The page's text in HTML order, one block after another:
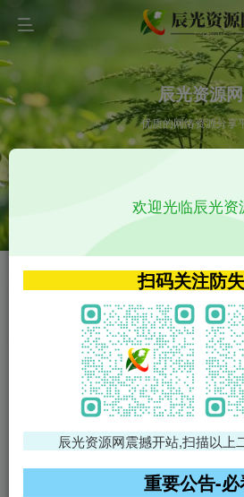
辰光资源网
优质的网络资源分享
VIP特权介绍
VIP特权介绍
火
VIP特权介绍
免费领支付宝红包
腾讯
欢迎光临辰光资
扫码关注防
辰光资源网震撼开站,扫描以上
重要公告-必